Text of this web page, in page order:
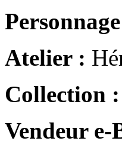
Atelier :
Collection :
Vendeur e-